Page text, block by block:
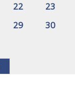
22
23
29
30